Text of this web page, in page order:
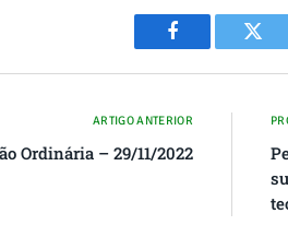
Facebook
ARTIGO ANTERIOR
Ordinária – 29/11/2022